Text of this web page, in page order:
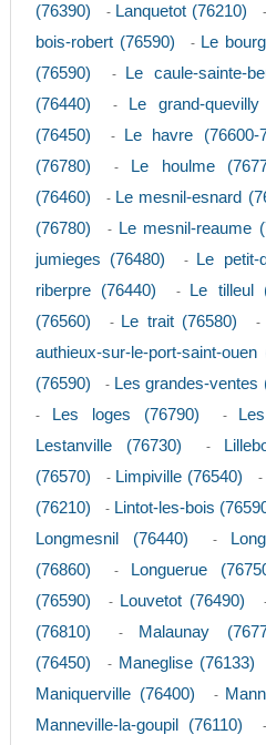
(76390)
- Lanquetot (76210) -
bois-robert (76590)
- Le
(76590)
- Le caule-sainte-
(76440)
- Le grand-quevilly
(76450)
- Le havre (76600-
(76780)
- Le houlme
(76460)
- Le mesnil-esnard
(76780)
- Le mesnil-reaume
jumieges (76480)
- Le petit-
riberpre (76440)
- Le tilleul
(76560)
- Le trait (76580) -
authieux-sur-le-port-saint-ouen
(76590)
- Les grandes-ventes
- Les loges (76790) -
Lestanville (76730) -
(76570)
- Limpiville (76540) -
(76210)
- Lintot-les-bois
Longmesnil (76440) -
(76860)
- Longuerue
(76590)
- Louvetot (76490)
(76810)
- Malaunay
(76450)
- Maneglise (76133)
Maniquerville (76400) -
Manneville-la-goupil (76110)